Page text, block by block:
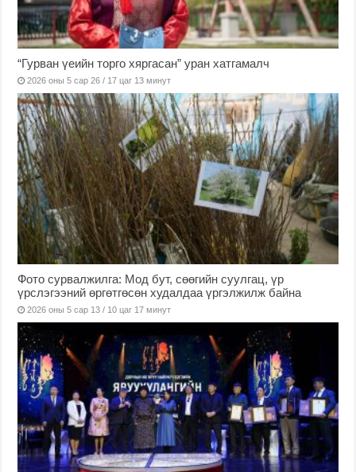
“Гурван үеийн торго хяргасан” уран хатгамалч
2026 оны 5 сар 26 / 17 цаг 13 минут
Фото сурвалжилга: Мод бут, сөөгийн суулгац, үр
үрслэгээний өргөтгөсөн худалдаа үргэлжилж байна
2026 оны 5 сар 13 / 10 цаг 17 минут